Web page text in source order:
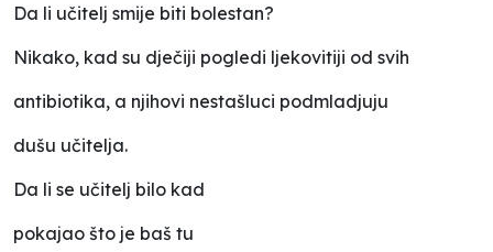
Da li učitelj smije biti bolestan?
Nikako, kad su dječiji pogledi ljekovitiji od svih
antibiotika, a njihovi nestašluci podmladjuju
dušu učitelja.
Da li se učitelj bilo kad
pokajao što je baš tu